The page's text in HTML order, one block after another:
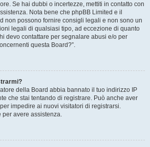
Se hai dubbi o incertezze, mettiti in contatto con
Nota bene che phpBB Limited e il
non possono fornire consigli legali e non sono un
legali di qualsiasi tipo, ad eccezione di quanto
devo contattare per segnalare abusi e/o per
questa Board?”.
della Board abbia bannato il tuo indirizzo IP
che stai tentando di registrare. Può anche aver
impedire ai nuovi visitatori di registrarsi.
per avere assistenza.